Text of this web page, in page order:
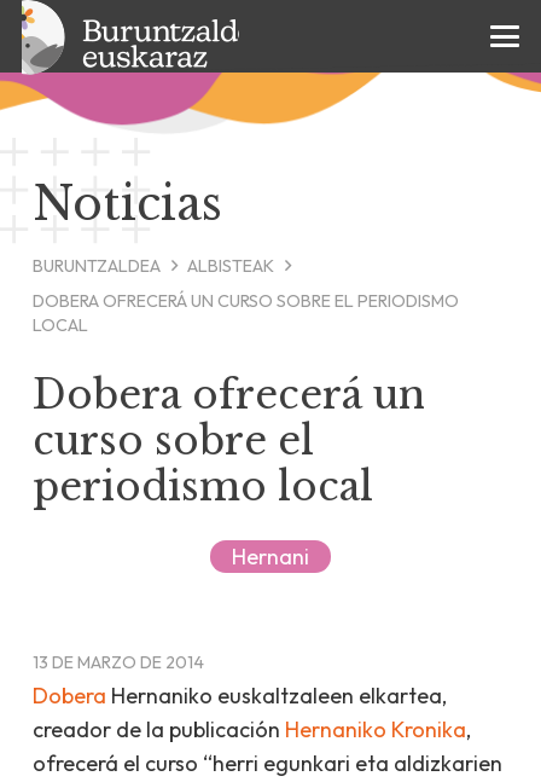
Noticias
BURUNTZALDEA
ALBISTEAK
DOBERA OFRECERÁ UN CURSO SOBRE EL PERIODISMO
LOCAL
Dobera ofrecerá un
curso sobre el
periodismo local
Hernani
13 DE MARZO DE 2014
Dobera Hernaniko euskaltzaleen elkartea,
creador de la publicación Hernaniko Kronika,
ofrecerá el curso “herri egunkari eta aldizkarien